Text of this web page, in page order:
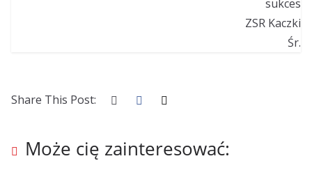
Share This Post:
Może cię zainteresować: